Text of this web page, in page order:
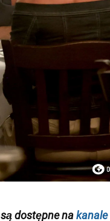
są dostępne nakanale